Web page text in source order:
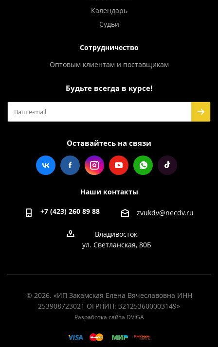
Календарь
Судьи
Сотрудничество
Оптовым клиентам и поставщикам
Будьте всегда в курсе!
Оставайтесь на связи
Наши контакты
+7 (423) 260 89 88 zvukdv@necdv.ru
Владивосток,
ул. Светланская, 80Б
© 2026. «ИП Закамская Елена Вячеславовна ИНН
253908723021 ОГРНИП: 321253600003149»
Разработка сайта DVIGA